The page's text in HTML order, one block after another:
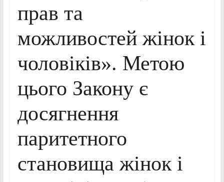
прав та
можливостей жінок і
чоловіків». Метою
цього Закону є
досягнення
паритетного
становища жінок і